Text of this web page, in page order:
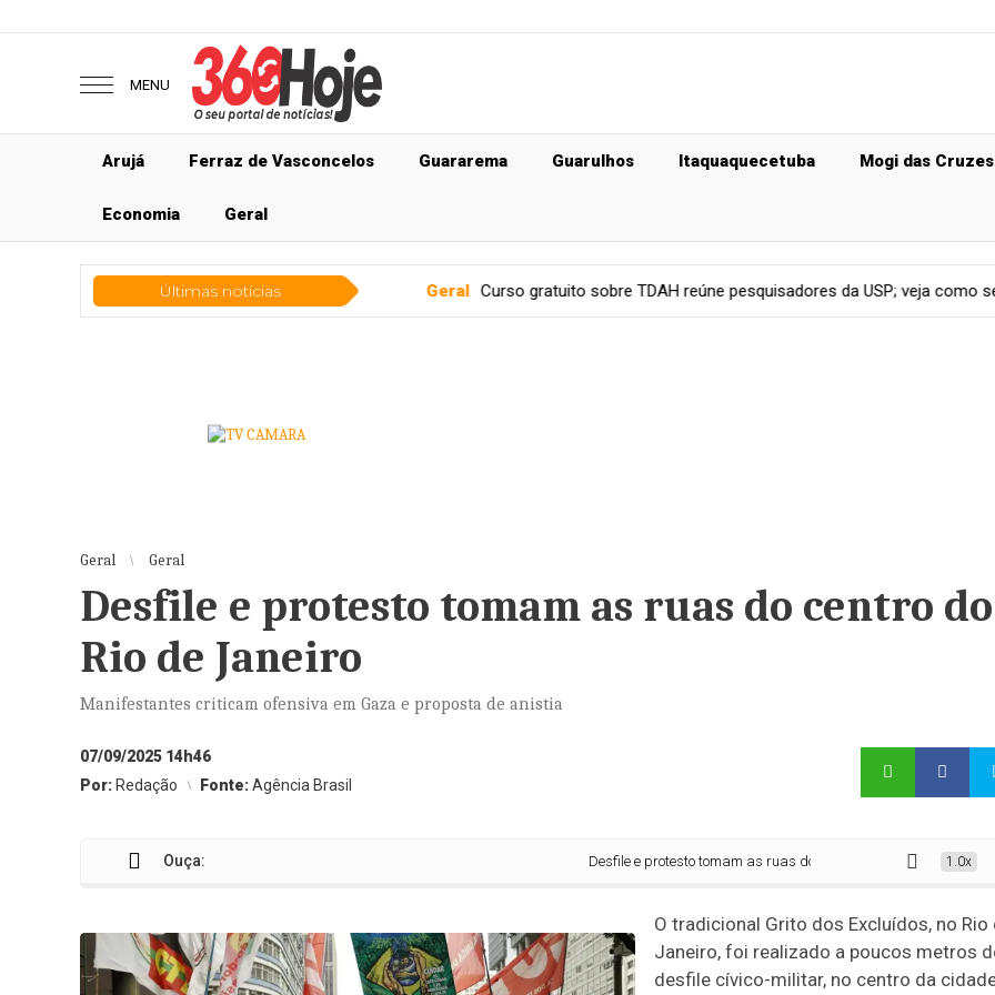
MENU
Arujá Ferraz de Vasconcelos Guararema Guarulhos Itaquaquecetuba Mogi das Cruzes
Economia Geral
Últimas notíciasGeral Curso gratuito sobre TDAH reúne pesquisadores da USP; veja como se inscrever
Geral Geral
Desfile e protesto tomam as ruas do centro do
Rio de Janeiro
Manifestantes criticam ofensiva em Gaza e proposta de anistia
07/09/2025 14h46
Por: Redação Fonte:Agência Brasil
Ouça: Desfile e protesto tomam as ruas do centro do Rio de Janeiro 1.0x
O tradicional Grito dos Excluídos, no Rio
Janeiro, foi realizado a poucos metros
desfile cívico-militar, no centro da